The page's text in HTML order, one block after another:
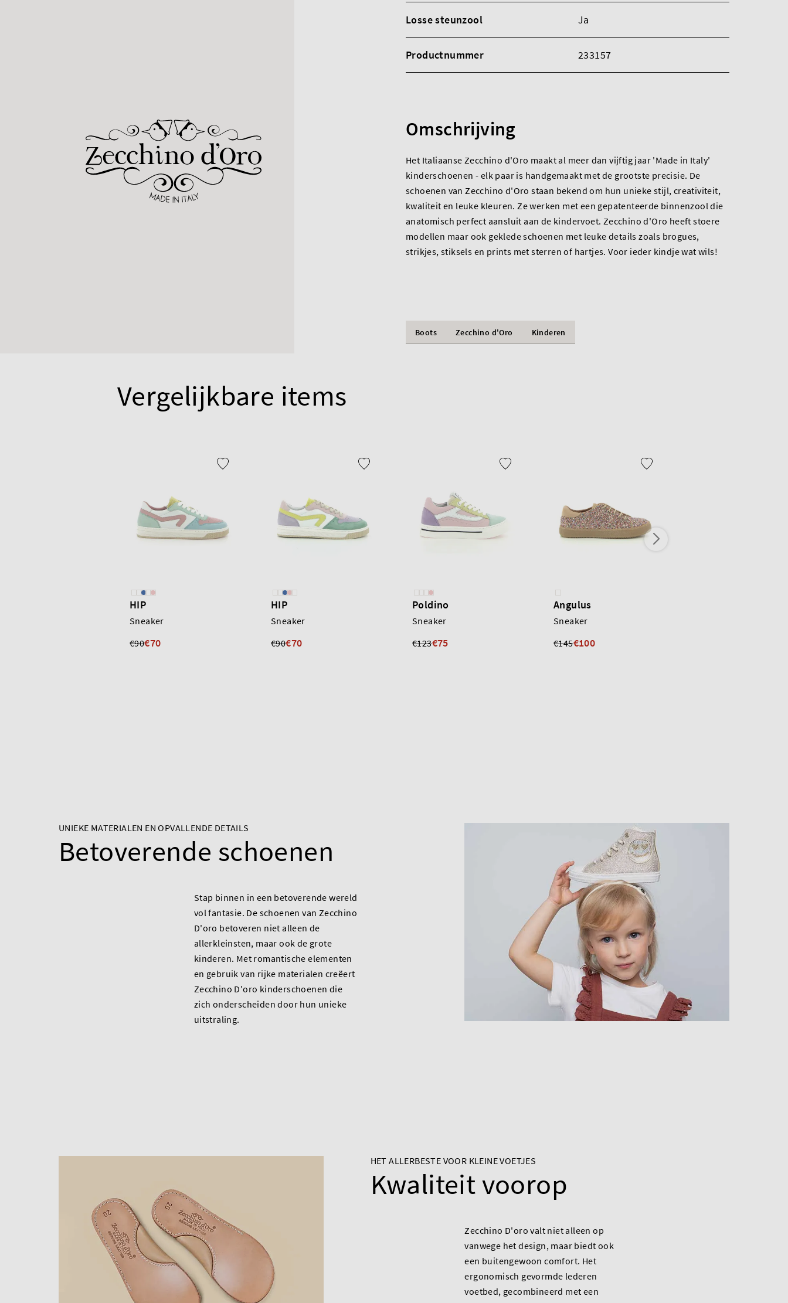
Losse steunzool Ja
Productnummer 233157
Omschrijving
Het Italiaanse Zecchino d'Oro maakt al meer dan vijftig jaar 'Made in Italy'
kinderschoenen - elk paar is handgemaakt met de grootste precisie. De
schoenen van Zecchino d'Oro staan bekend om hun unieke stijl, creativiteit,
kwaliteit en leuke kleuren. Ze werken met een gepatenteerde binnenzool die
anatomisch perfect aansluit aan de kindervoet. Zecchino d'Oro heeft stoere
modellen maar ook geklede schoenen met leuke details zoals brogues,
strikjes, stiksels en prints met sterren of hartjes. Voor ieder kindje wat wils!
Boots Zecchino d'Oro Kinderen
Vergelijkbare items
HIP
Sneaker
€90€70
HIP
Sneaker
€90€70
Poldino
Sneaker
€123€75
Angulus
Sneaker
€145€100
UNIEKE MATERIALEN EN OPVALLENDE DETAILS
Betoverende schoenen
Stap binnen in een betoverende wereld
vol fantasie. De schoenen van Zecchino
D'oro betoveren niet alleen de
allerkleinsten, maar ook de grote
kinderen. Met romantische elementen
en gebruik van rijke materialen creëert
Zecchino D'oro kinderschoenen die
zich onderscheiden door hun unieke
uitstraling.
HET ALLERBESTE VOOR KLEINE VOETJES
Kwaliteit voorop
Zecchino D'oro valt niet alleen op
vanwege het design, maar biedt ook
een buitengewoon comfort. Het
ergonomisch gevormde lederen
voetbed, gecombineerd met een